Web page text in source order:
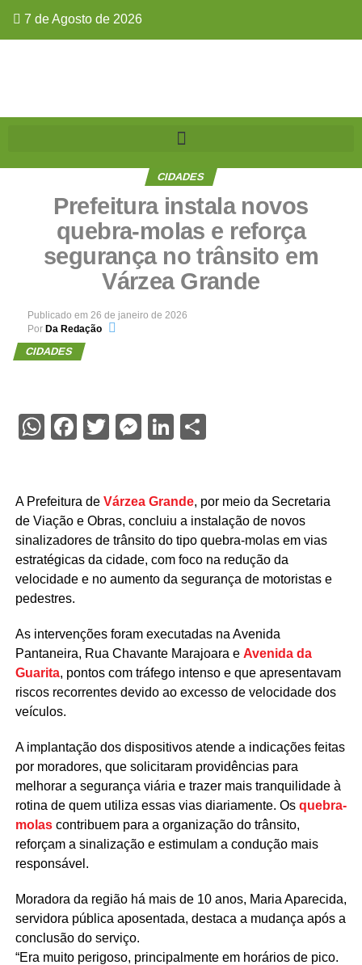
7 de Agosto de 2026
CIDADES
Prefeitura instala novos
quebra-molas e reforça
segurança no trânsito em
Várzea Grande
Publicado em 26 de janeiro de 2026
Por Da Redação
CIDADES
WhatsApp
Facebook
Twitter
Messenger
LinkedIn
Share
A Prefeitura de Várzea Grande, por meio da Secretaria
de Viação e Obras, concluiu a instalação de novos
sinalizadores de trânsito do tipo quebra-molas em vias
estratégicas da cidade, com foco na redução da
velocidade e no aumento da segurança de motoristas e
pedestres.
As intervenções foram executadas na Avenida
Pantaneira, Rua Chavante Marajoara e Avenida da
Guarita, pontos com tráfego intenso e que apresentavam
riscos recorrentes devido ao excesso de velocidade dos
veículos.
A implantação dos dispositivos atende a indicações feitas
por moradores, que solicitaram providências para
melhorar a segurança viária e trazer mais tranquilidade à
rotina de quem utiliza essas vias diariamente. Os quebra-
molascontribuem para a organização do trânsito,
reforçam a sinalização e estimulam a condução mais
responsável.
Moradora da região há mais de 10 anos, Maria Aparecida,
servidora pública aposentada, destaca a mudança após a
conclusão do serviço.
“Era muito perigoso, principalmente em horários de pico.